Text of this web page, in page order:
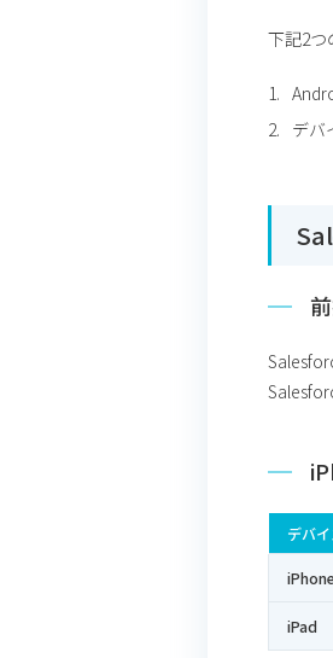
下記2つ
デバ
デバイ
iPhone
iPad